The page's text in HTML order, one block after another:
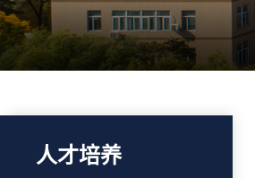
人才培养